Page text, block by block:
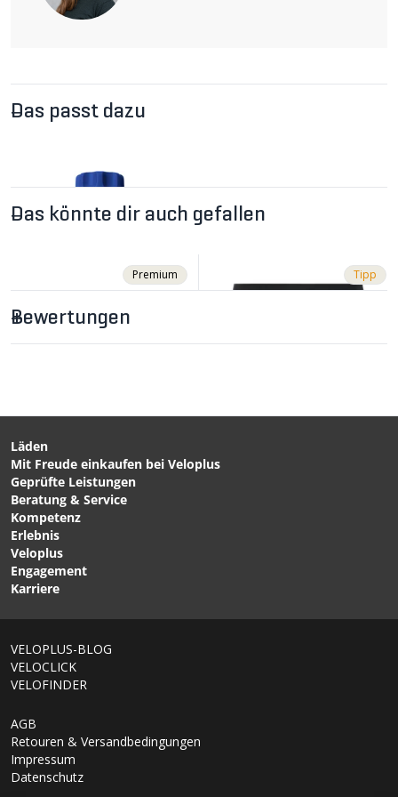
Das passt dazu
Das könnte dir auch gefallen
Premium
CHF 119.00
CASCADE Herren-Merino-
Langarmshirt Black von
MONS ROYALE
Tipp
CHF 45.90
Bewertungen
Läden
Mit Freude einkaufen bei Veloplus
Geprüfte Leistungen
Beratung & Service
Kompetenz
Erlebnis
Veloplus
Engagement
Karriere
VELOPLUS-BLOG
VELOCLICK
VELOFINDER
AGB
Retouren & Versandbedingungen
Impressum
Datenschutz